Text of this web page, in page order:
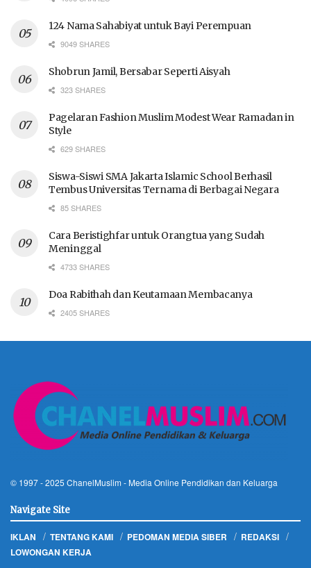
124 Nama Sahabiyat untuk Bayi Perempuan
9049 SHARES
Shobrun Jamil, Bersabar Seperti Aisyah
323 SHARES
Pagelaran Fashion Muslim Modest Wear Ramadan in
Style
629 SHARES
Siswa-Siswi SMA Jakarta Islamic School Berhasil
Tembus Universitas Ternama di Berbagai Negara
85 SHARES
Cara Beristighfar untuk Orangtua yang Sudah
Meninggal
4733 SHARES
Doa Rabithah dan Keutamaan Membacanya
2405 SHARES
© 1997 - 2025 ChanelMuslim - Media Online Pendidikan dan Keluarga
Navigate Site
IKLAN TENTANG KAMI PEDOMAN MEDIA SIBER
REDAKSI
LOWONGAN KERJA